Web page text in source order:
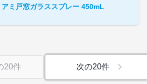
ミ戸窓ガラススプレー 450mL
20件 次の20件